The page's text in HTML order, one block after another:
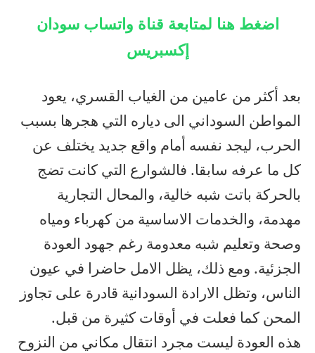
اضغط هنا لمتابعة قناة واتساب سودان
إكسبريس
بعد أكثر من عامين من الغياب القسري، يعود
المواطن السوداني الى دياره التي هجرها بسبب
الحرب، ليجد نفسه أمام واقع جديد يختلف عن
كل ما عرفه سابقا. فالشوارع التي كانت تضج
بالحركة باتت شبه خالية، والمحال التجارية
مهدمة، والخدمات الاساسية من كهرباء ومياه
وصحة وتعليم شبه معدومة رغم جهود العودة
الجزئية. ومع ذلك، يظل الامل حاضرا في عيون
الناس، وتظل الارادة السودانية قادرة على تجاوز
المحن كما فعلت في أوقات كثيرة من قبل.
هذه العودة ليست مجرد انتقال مكاني من النزوح